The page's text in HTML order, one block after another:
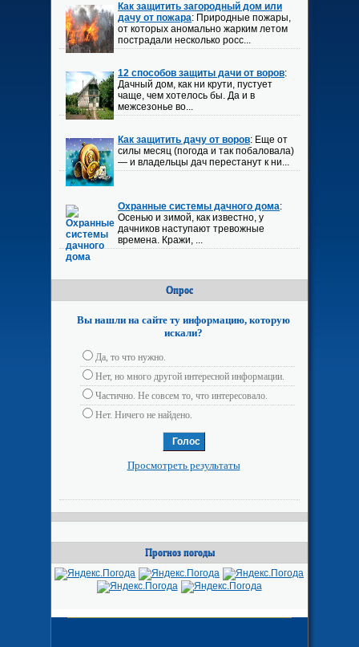
Как защитить загородный дом или
дачу от пожара: Природные пожары,
от которых аномально жарким летом
пострадали несколько росс...
12 способов защиты дачи от воров:
Дачный дом, как ни крути, пустует
чаще, чем хотелось бы. Да и в
межсезонье во...
Как защитить дачу от воров: Еще от
силы месяц (погода и так побаловала)
— и владельцы дач перестанут к ни...
Охранные системы дачного дома:
Осенью и зимой, как известно, у
дачников наступают тревожные
времена. Кражи, ...
Опрос
Вы нашли на сайте ту информацию, которую
искали?
Да, то что нужно.
Нет, но много другой интересной информации.
Частично. Не совсем то, что интересовало.
Нет. Ничего не найдено.
Просмотреть результаты
Прогноз погоды